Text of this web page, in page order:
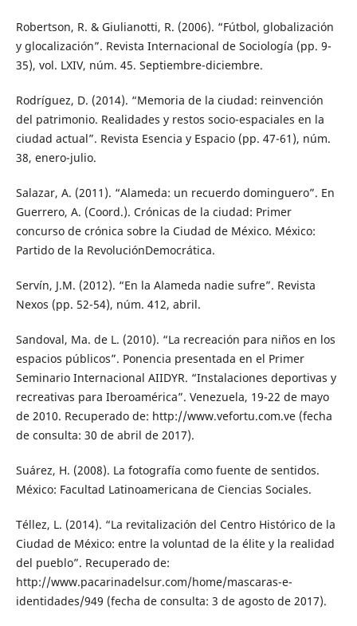
Robertson, R. & Giulianotti, R. (2006). “Fútbol, globalización
y glocalización”. Revista Internacional de Sociología (pp. 9-
35), vol. LXIV, núm. 45. Septiembre-diciembre.
Rodríguez, D. (2014). “Memoria de la ciudad: reinvención
del patrimonio. Realidades y restos socio-espaciales en la
ciudad actual”. Revista Esencia y Espacio (pp. 47-61), núm.
38, enero-julio.
Salazar, A. (2011). “Alameda: un recuerdo dominguero”. En
Guerrero, A. (Coord.). Crónicas de la ciudad: Primer
concurso de crónica sobre la Ciudad de México. México:
Partido de la RevoluciónDemocrática.
Servín, J.M. (2012). “En la Alameda nadie sufre”. Revista
Nexos (pp. 52-54), núm. 412, abril.
Sandoval, Ma. de L. (2010). “La recreación para niños en los
espacios públicos”. Ponencia presentada en el Primer
Seminario Internacional AIIDYR. “Instalaciones deportivas y
recreativas para Iberoamérica”. Venezuela, 19-22 de mayo
de 2010. Recuperado de: http://www.vefortu.com.ve (fecha
de consulta: 30 de abril de 2017).
Suárez, H. (2008). La fotografía como fuente de sentidos.
México: Facultad Latinoamericana de Ciencias Sociales.
Téllez, L. (2014). “La revitalización del Centro Histórico de la
Ciudad de México: entre la voluntad de la élite y la realidad
del pueblo”. Recuperado de:
http://www.pacarinadelsur.com/home/mascaras-e-
identidades/949 (fecha de consulta: 3 de agosto de 2017).